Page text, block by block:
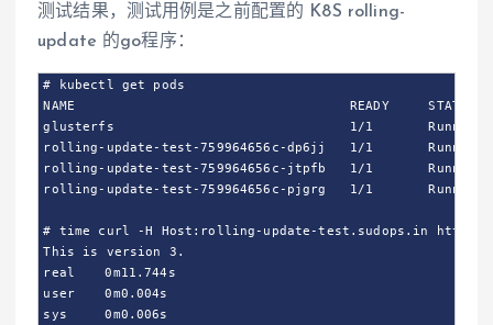
测试结果，测试用例是之前配置的 K8S rolling-
update 的go程序：
# kubectl get pods
NAME                                   READY     STATUS
glusterfs                              1/1       Running
rolling-update-test-759964656c-dp6jj   1/1
rolling-update-test-759964656c-jtpfb   1/1
rolling-update-test-759964656c-pjgrg   1/1
# time curl -H Host:rolling-update-test.sudops.in http://
This is version 3.
real	0m11.744s
user	0m0.004s
sys	0m0.006s